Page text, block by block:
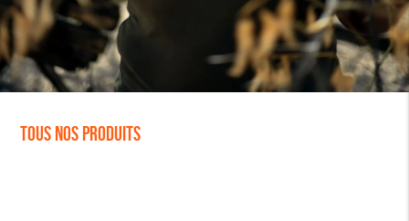
Tous nos produits